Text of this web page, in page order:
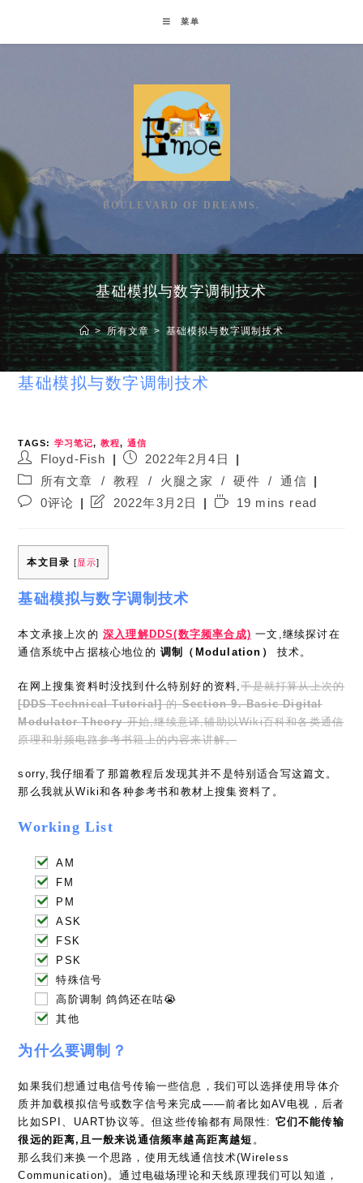
content
菜单
BOULEVARD OF DREAMS.
基础模拟与数字调制技术
> 所有文章 > 基础模拟与数字调制技术
基础模拟与数字调制技术
TAGS: 学习笔记, 教程, 通信
Post
author:
Floyd-Fish
Post
published:
2022年2月4日
Post
category:
所有文章 / 教程 / 火腿之家 / 硬件 /
通信
Post0评论
Post2022年3月2日
Reading
19 mins read
本文目录 [显示]
基础模拟与数字调制技术
本文承接上次的深入理解DDS(数字频率合成) 一文,继续探讨在
通信系统中占据核心地位的调制（Modulation） 技术。
在网上搜集资料时没找到什么特别好的资料,于是就打算从上次的
[DDS Technical Tutorial]的Section 9. Basic Digital
Modulator Theory开始,继续意译,辅助以Wiki百科和各类通信
原理和射频电路参考书籍上的内容来讲解。
sorry,我仔细看了那篇教程后发现其并不是特别适合写这篇文。
那么我就从Wiki和各种参考书和教材上搜集资料了。
Working List
AM
FM
PM
ASK
FSK
PSK
特殊信号
高阶调制 鸽鸽还在咕😭
其他
为什么要调制？
如果我们想通过电信号传输一些信息，我们可以选择使用导体介
质并加载模拟信号或数字信号来完成——前者比如AV电视，后者
比如SPI、UART协议等。但这些传输都有局限性: 它们不能传输
很远的距离,且一般来说通信频率越高距离越短 。
那么我们来换一个思路，使用无线通信技术(Wireless
Communication)。通过电磁场理论和天线原理我们可以知道，